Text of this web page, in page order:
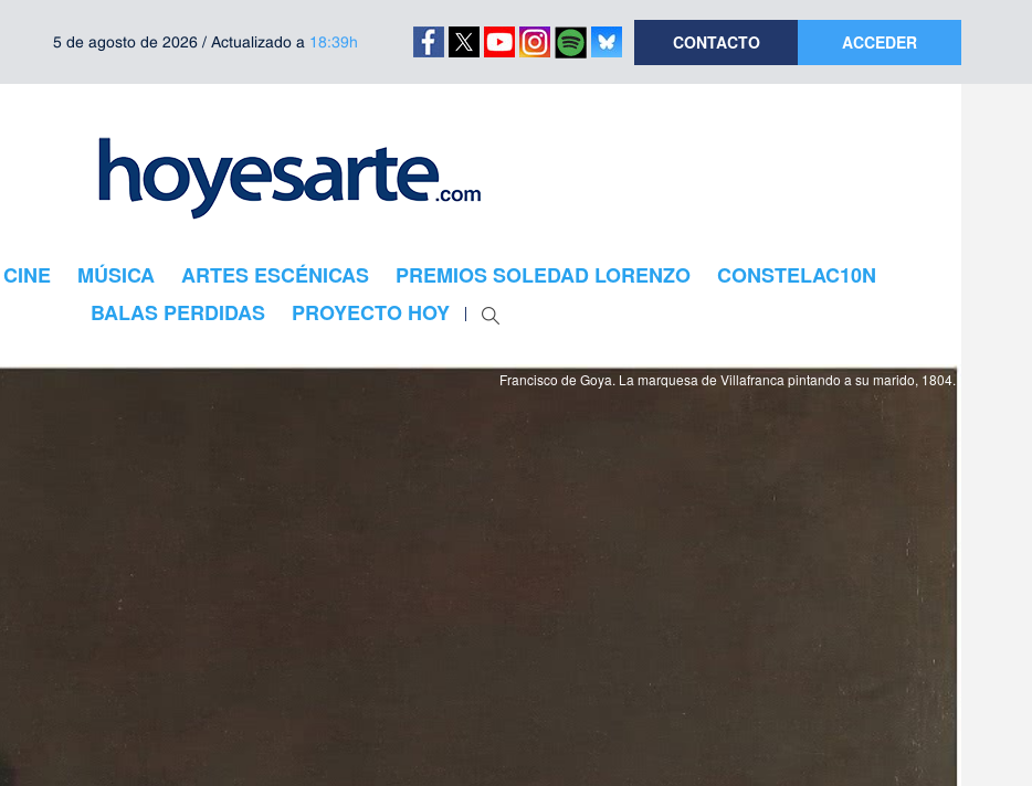
5 de agosto de 2026 / Actualizado a 18:39h CONTACTO ACCEDER
CINE MÚSICA ARTES ESCÉNICAS PREMIOS SOLEDAD LORENZO
CONSTELAC10N
BALAS PERDIDAS
PROYECTO HOY
Francisco de Goya. La marquesa de Villafranca pintando a su marido, 1804.